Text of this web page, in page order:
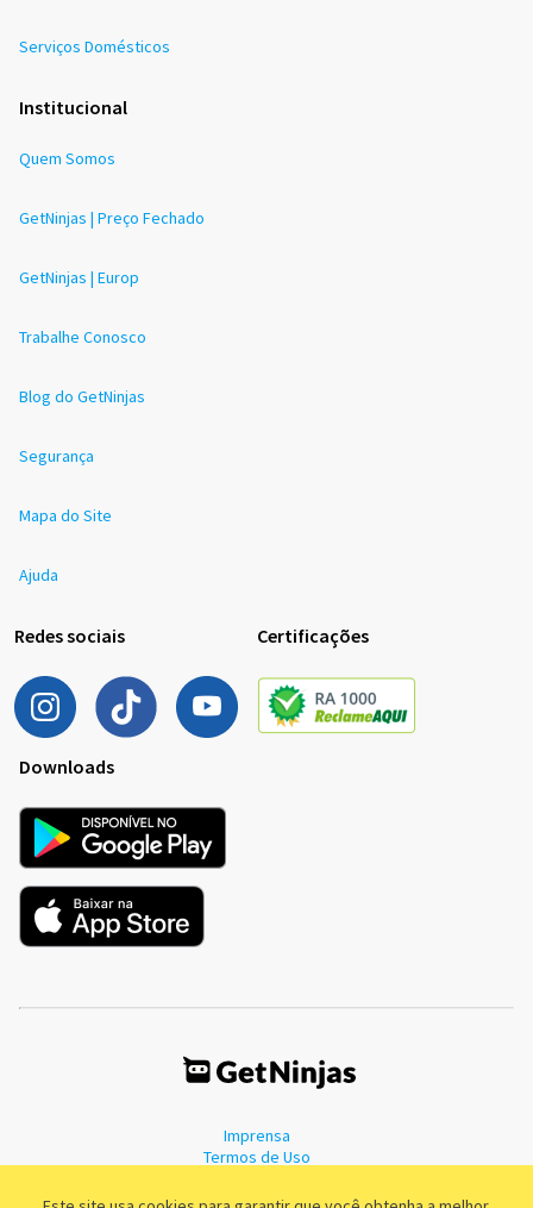
Serviços Domésticos
Institucional
Quem Somos
GetNinjas | Preço Fechado
GetNinjas | Europ
Trabalhe Conosco
Blog do GetNinjas
Segurança
Mapa do Site
Ajuda
Redes sociais Certificações
Downloads
Imprensa
Termos de Uso